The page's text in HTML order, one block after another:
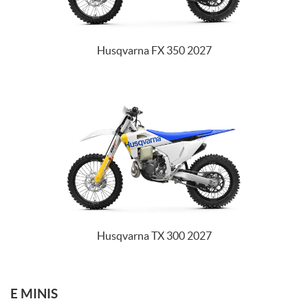
Husqvarna FX 350 2027
Husqvarna TX 300 2027
E MINIS